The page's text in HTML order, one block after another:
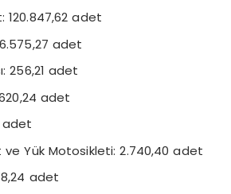
120.847,62 adet
adet
256,21 adet
adet
adet
Yük Motosikleti: 2.740,40 adet
adet